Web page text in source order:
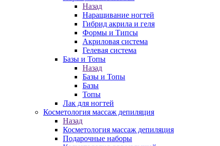
Назад
Наращивание ногтей
Гибрид акрила и геля
Формы и Типсы
Акриловая система
Гелевая система
Базы и Топы
Назад
Базы и Топы
Базы
Топы
Лак для ногтей
Косметология массаж депиляция
Назад
Косметология массаж депиляция
Подарочные наборы